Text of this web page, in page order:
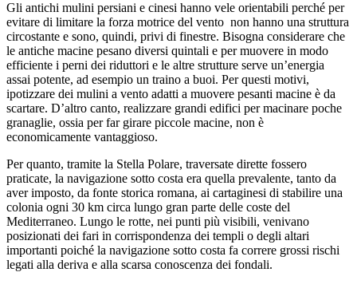
Gli antichi mulini persiani e cinesi hanno vele orientabili perché per
evitare di limitare la forza motrice del vento non hanno una struttura
circostante e sono, quindi, privi di finestre. Bisogna considerare che
le antiche macine pesano diversi quintali e per muovere in modo
efficiente i perni dei riduttori e le altre strutture serve un’energia
assai potente, ad esempio un traino a buoi. Per questi motivi,
ipotizzare dei mulini a vento adatti a muovere pesanti macine è da
scartare. D’altro canto, realizzare grandi edifici per macinare poche
granaglie, ossia per far girare piccole macine, non è
economicamente vantaggioso.
Per quanto, tramite la Stella Polare, traversate dirette fossero
praticate, la navigazione sotto costa era quella prevalente, tanto da
aver imposto, da fonte storica romana, ai cartaginesi di stabilire una
colonia ogni 30 km circa lungo gran parte delle coste del
Mediterraneo. Lungo le rotte, nei punti più visibili, venivano
posizionati dei fari in corrispondenza dei templi o degli altari
importanti poiché la navigazione sotto costa fa correre grossi rischi
legati alla deriva e alla scarsa conoscenza dei fondali.